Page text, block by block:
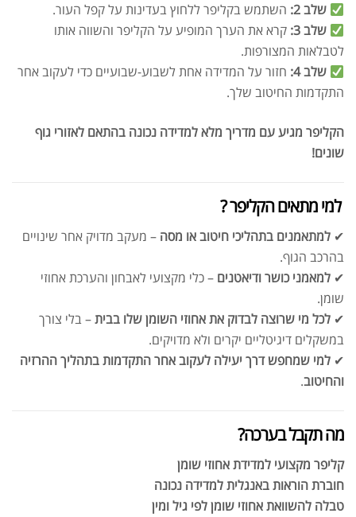
שלב 2:
השתמש בקליפר ללחוץ בעדינות על קפל העור.
שלב 3:
קרא את הערך המופיע על הקליפר והשווה אותו
לטבלאות המצורפות.
שלב 4:
חזור על המדידה אחת לשבוע-שבועיים כדי לעקוב אחר
התקדמות החיטוב שלך.
הקליפר מגיע עם מדריך מלא למדידה נכונה בהתאם לאזורי גוף
שונים!
‍ למי מתאים הקליפר ?
✔ למתאמנים בתהליכי חיטוב או מסה – מעקב מדויק אחר שינויים
בהרכב הגוף.
✔ למאמני כושר ודיאטנים – כלי מקצועי לאבחון והערכת אחוזי
שומן.
✔ לכל מי שרוצה לבדוק את אחוזי השומן שלו בבית– בלי צורך
במשקלים דיגיטליים יקרים ולא מדויקים.
✔ למי שמחפש דרך יעילה לעקוב אחר התקדמות בתהליך ההרזיה
והחיטוב.
מה תקבל בערכה?
קליפר מקצועי למדידת אחוזי שומן
חוברת הוראות באנגלית למדידה נכונה
טבלה להשוואת אחוזי שומן לפי גיל ומין
CREATINE GUMMIES APPLIED
₪200.00
₪169.00
₪180.00
115.00